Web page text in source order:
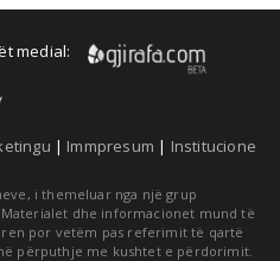
medial:
| Immpresum | Institucione
i themeluar nga një grup
dhe informacionet mund të
por vetëm pas referimit të qartë
përputhje me kushtet e përdorimit.